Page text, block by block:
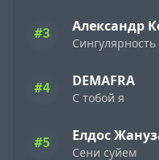
#3
Сингулярность
#4 DEMAFRA
С тобой я
#5
Сени суйем